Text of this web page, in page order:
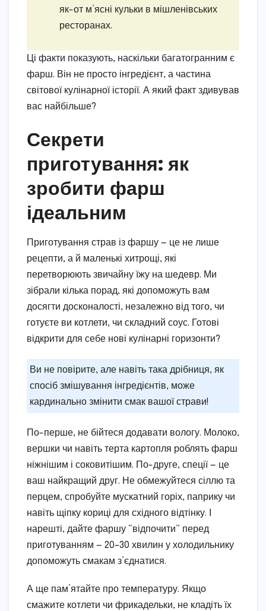
як-от м’ясні кульки в мішленівських
ресторанах.
Ці факти показують, наскільки багатогранним є
фарш. Він не просто інгредієнт, а частина
світової кулінарної історії. А який факт здивував
вас найбільше?
Секрети
приготування: як
зробити фарш
ідеальним
Приготування страв із фаршу — це не лише
рецепти, а й маленькі хитрощі, які
перетворюють звичайну їжу на шедевр. Ми
зібрали кілька порад, які допоможуть вам
досягти досконалості, незалежно від того, чи
готуєте ви котлети, чи складний соус. Готові
відкрити для себе нові кулінарні горизонти?
Ви не повірите, але навіть така дрібниця, як
спосіб змішування інгредієнтів, може
кардинально змінити смак вашої страви!
По-перше, не бійтеся додавати вологу. Молоко,
вершки чи навіть терта картопля роблять фарш
ніжнішим і соковитішим. По-друге, спеції — це
ваш найкращий друг. Не обмежуйтеся сіллю та
перцем, спробуйте мускатний горіх, паприку чи
навіть щіпку кориці для східного відтінку. І
нарешті, дайте фаршу “відпочити” перед
приготуванням — 20–30 хвилин у холодильнику
допоможуть смакам з’єднатися.
А ще пам’ятайте про температуру. Якщо
смажите котлети чи фрикадельки, не кладіть їх